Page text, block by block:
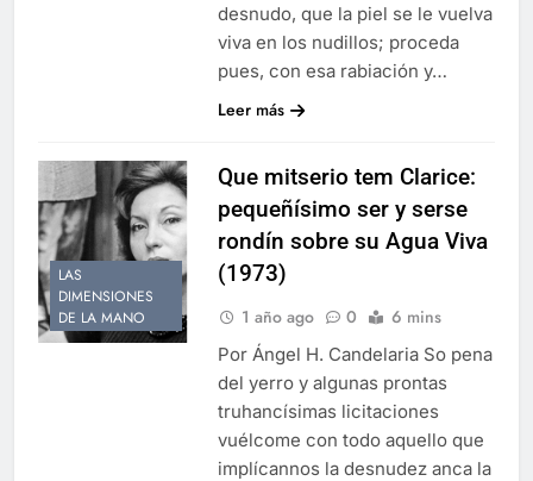
desnudo, que la piel se le vuelva
viva en los nudillos; proceda
pues, con esa rabiación y…
Leer más
LAS
DIMENSIONES
DE LA MANO
Que mitserio tem Clarice:
pequeñísimo ser y serse
rondín sobre su Agua Viva
(1973)
1 año ago 0 6 mins
Por Ángel H. Candelaria So pena
del yerro y algunas prontas
truhancísimas licitaciones
vuélcome con todo aquello que
implícannos la desnudez anca la